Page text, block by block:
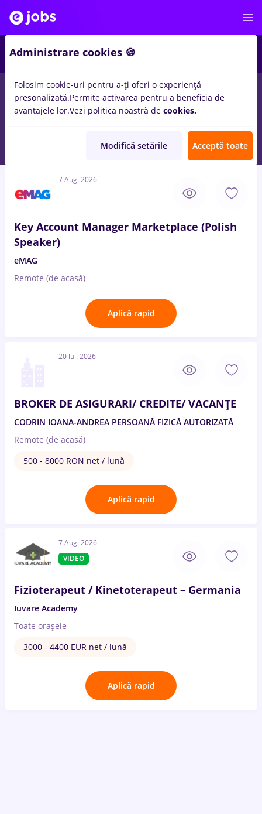
Salarii Full time Part time Student
Remote (de acasa)
7 Aug. 2026
Key Account Manager Marketplace (Polish
Speaker)
eMAG
Remote (de acasă)
Aplică rapid
20 Iul. 2026
BROKER DE ASIGURARI/ CREDITE/ VACANȚE
CODRIN IOANA-ANDREA PERSOANĂ FIZICĂ AUTORIZATĂ
Remote (de acasă)
500 - 8000 RON net / lună
Aplică rapid
7 Aug. 2026
VIDEO
Fizioterapeut / Kinetoterapeut – Germania
Iuvare Academy
Toate oraşele
3000 - 4400 EUR net / lună
Aplică rapid
Administrare cookies 🍪
Folosim cookie-uri pentru a-ți oferi o experiență
presonalizată.Permite activarea pentru a beneficia de
avantajele lor.Vezi politica noastră de cookies.
Modifică setările Acceptă toate